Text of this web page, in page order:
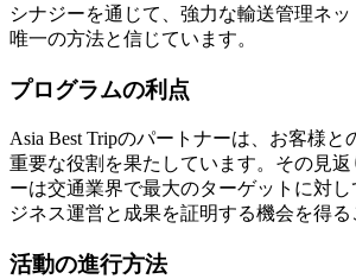
シナジーを通じて、強力な輸送管理ネ
唯一の方法と信じています。
プログラムの利点
Asia Best Tripのパートナーは、お客様と
重要な役割を果たしています。その見
ーは交通業界で最大のターゲットに対
ジネス運営と成果を証明する機会を得る
活動の進行方法